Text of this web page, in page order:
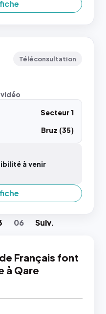
Téléconsultation
Secteur 1
Bruz (35)
à venir
06 Suiv.
Français font
à Qare